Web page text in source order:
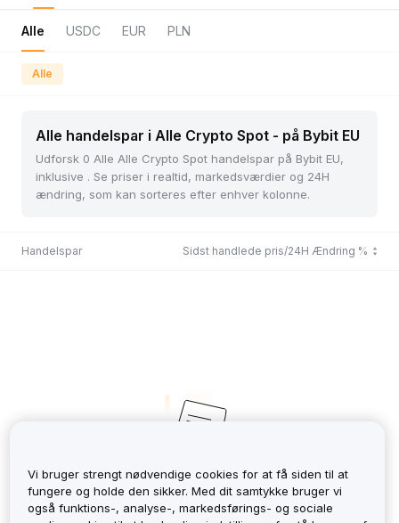
Alle USDC EUR PLN
Alle
Alle handelspar i Alle Crypto Spot - på Bybit EU
Udforsk 0 Alle Alle Crypto Spot handelspar på Bybit EU,
inklusive . Se priser i realtid, markedsværdier og 24H
ændring, som kan sorteres efter enhver kolonne.
Handelspar Sidst handlede pris/24H Ændring %
No Records
Vi bruger strengt nødvendige cookies for at få siden til at
fungere og holde den sikker. Med dit samtykke bruger vi
også funktions-, analyse-, markedsførings- og sociale